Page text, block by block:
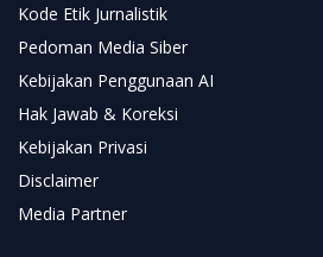
Kode Etik Jurnalistik
Pedoman Media Siber
Kebijakan Penggunaan AI
Hak Jawab & Koreksi
Kebijakan Privasi
Disclaimer
Media Partner